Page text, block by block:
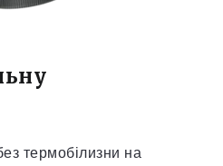
термобілизни на